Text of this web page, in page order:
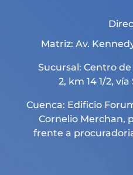
Matriz: Av.
Sucursal: Centro
2, km 14 1/2,
Cuenca: Edificio
Cornelio Merchan,
frente a